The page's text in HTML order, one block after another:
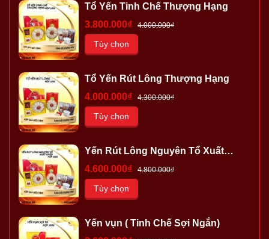
Tổ Yến Tinh Chế Thượng Hạng
3.800.000₫
4.000.000₫
Tùy chọn
Tổ Yến Rút Lông Thượng Hạng
4.000.000₫
4.300.000₫
Tùy chọn
Yến Rút Lông Nguyên Tổ Xuất
Khẩu
4.600.000₫ 4.800.000₫
Tùy chọn
Yến vụn ( Tinh Chế Sợi Ngắn)